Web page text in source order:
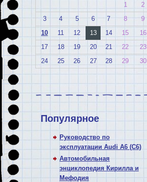
1
2
3
4 5 6 7 8
9
10
11 12 13 14 15
16
17
18 19 20 21 22
23
24
25 26 27 28 29 30
Популярное
Руководство по
эксплуатации Audi A6 (C6)
Автомобильная
энциклопедия Кирилла и
Мефодия